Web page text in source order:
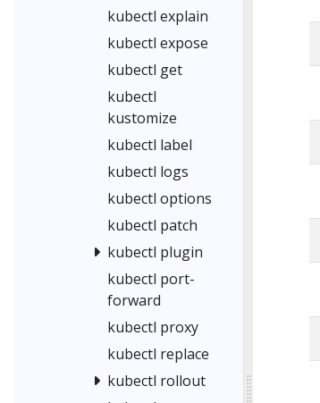
kubectl explain
kubectl expose
kubectl get
kubectl
kustomize
kubectl label
kubectl logs
kubectl options
kubectl patch
kubectl plugin
kubectl port-
forward
kubectl proxy
kubectl replace
kubectl rollout